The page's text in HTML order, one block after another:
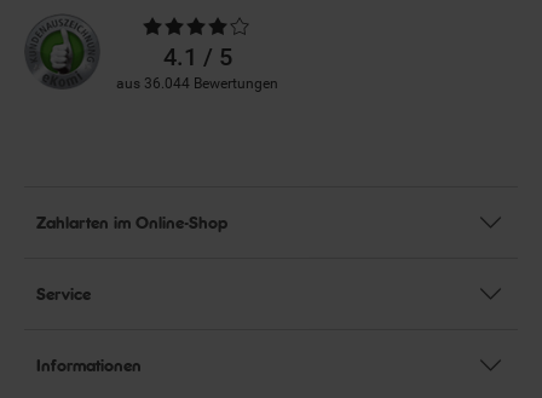
Durchschnittliche
Bewertungen4.1 / 5
aus 36.044 Bewertungen
Zahlarten im Online-Shop
Service
Informationen